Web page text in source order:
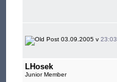
03.09.2005 v 23:03
LHosek
Junior Member